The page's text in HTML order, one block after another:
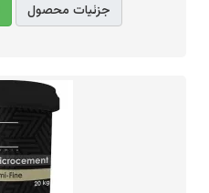
جزئیات محصول